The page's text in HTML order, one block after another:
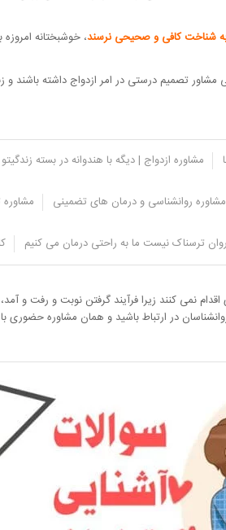
شناخت کافی و صحیحی نرسند، خوشبختانه
مشاور تصمیم درستی در امر ازدواج داشته
مشاوره ازدواج | دیگه با هندوانه در بسته
مشاوره روانشناسی و درمان های تضمینی
ترسناک نیست ما به راحتی درمان می کنیم
خواستگاری این کار انجام گیرد تا آشنایی
نمی کنند زیرا فرآیند گرفتن نوبت و رفت و
در ارتباط باشید و همان مشاوره حضوری